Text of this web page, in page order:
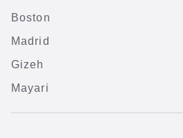
Boston
Madrid
Gizeh
Mayari